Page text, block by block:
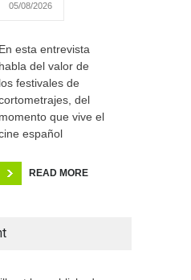
05/08/2026
En esta entrevista
habla del valor de
los festivales de
del
momento que vive el
español
READ MORE